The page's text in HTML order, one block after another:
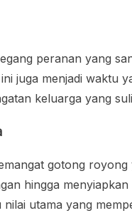
peranan yang
juga menjadi
keluarga yang
gotong
hingga
utama yang